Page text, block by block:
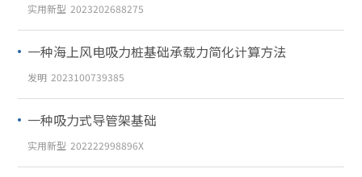
实用新型 2023202688275
一种海上风电吸力桩基础承载力简化计算方法
发明 2023100739385
一种吸力式导管架基础
实用新型 202222998896X